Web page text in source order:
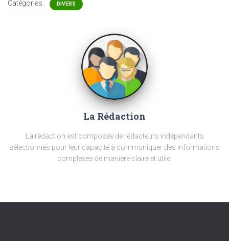
Catégories : DIVERS
La Rédaction
La rédaction est composée de rédacteurs indépendants
sélectionnés pour leur capacité à communiquer des informations
complexes de manière claire et utile.